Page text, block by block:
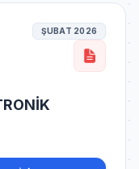
ŞUBAT 2026